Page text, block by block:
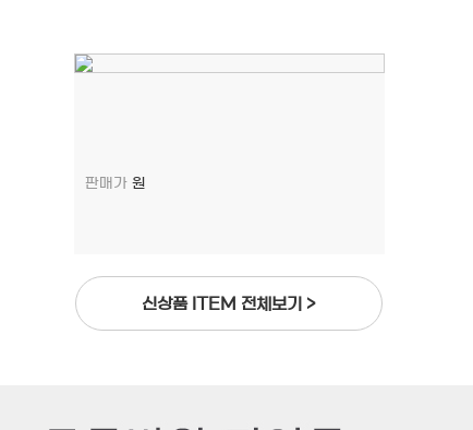
판매가 원
신상품 ITEM 전체보기 >